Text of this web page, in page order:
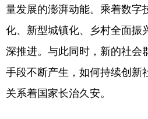
量发展的澎湃动能。乘着数字
化、新型城镇化、乡村全面振
深推进。与此同时，新的社会
手段不断产生，如何持续创新
关系着国家长治久安。